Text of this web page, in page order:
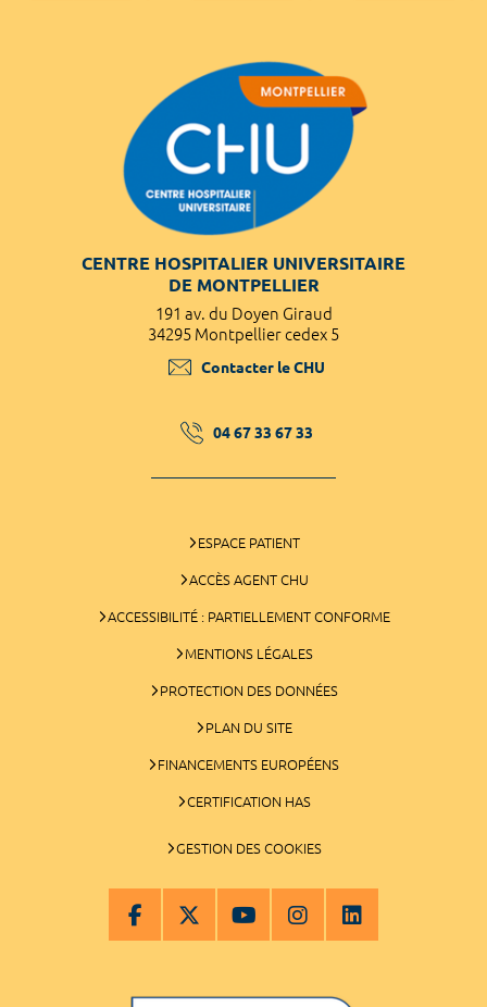
CENTRE HOSPITALIER UNIVERSITAIRE
DE MONTPELLIER
191 av. du Doyen Giraud
34295 Montpellier cedex 5
Contacter le CHU
04 67 33 67 33
ESPACE PATIENT
ACCÈS AGENT CHU
ACCESSIBILITÉ : PARTIELLEMENT CONFORME
MENTIONS LÉGALES
PROTECTION DES DONNÉES
PLAN DU SITE
FINANCEMENTS EUROPÉENS
CERTIFICATION HAS
GESTION DES COOKIES